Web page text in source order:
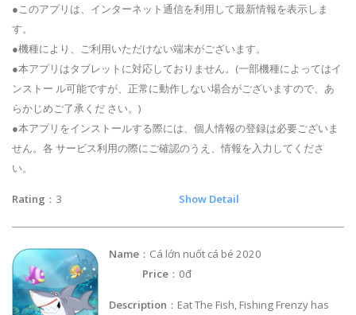
●このアプリは、インターネット通信を利用して最新情報を表示しま
す。
●機種により、ご利用いただけない端末がございます。
●本アプリはタブレットに対応しておりません。(一部機種によってはイ
ンストー ル可能ですが、正常に動作しない場合がございますので、あ
らかじめご了承くだ さい。)
●本アプリをインストールする際には、個人情報の登録は必要ございま
せん。各 サービス利用の際にご確認のうえ、情報を入力してくださ
い。
Rating ：3 Show Detail
Name ：Cá lớn nuốt cá bé 2020
Price ：0đ
Description ：Eat The Fish, Fishing Frenzy has